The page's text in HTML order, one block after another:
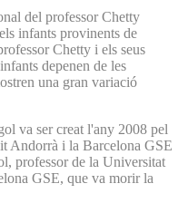
del professor Chetty
infants provinents de
Chetty i els seus
depenen de les
una gran variació
va ser creat l'any 2008 pel
Andorrà i la Barcelona GSE
professor de la Universitat
GSE, que va morir la